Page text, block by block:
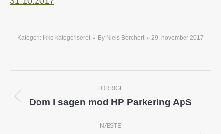
Kategori: Ikke kategoriseret By Niels Borchert 29. november 2017
navigation
FORRIGE
Previous
Dom i sagen mod HP Parkering ApS
NÆSTE